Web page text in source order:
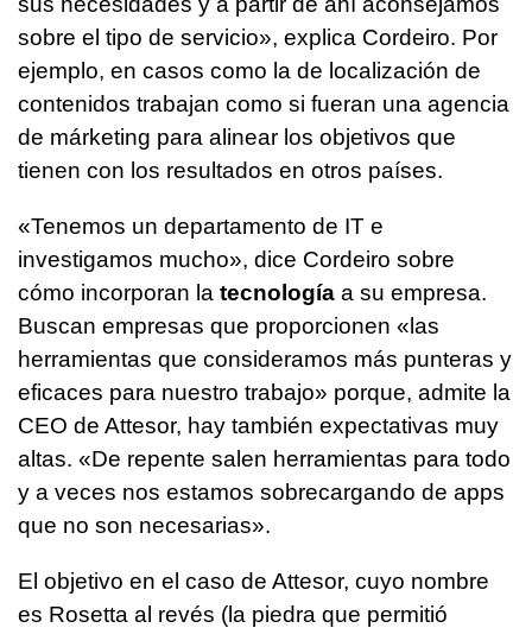
sobre el tipo de servicio», explica Cordeiro. Por
ejemplo, en casos como la de localización de
contenidos trabajan como si fueran una agencia
de márketing para alinear los objetivos que
tienen con los resultados en otros países.
«Tenemos un departamento de IT e
investigamos mucho», dice Cordeiro sobre
cómo incorporan la tecnología a su empresa.
Buscan empresas que proporcionen «las
herramientas que consideramos más punteras y
eficaces para nuestro trabajo» porque, admite la
CEO de Attesor, hay también expectativas muy
altas. «De repente salen herramientas para todo
y a veces nos estamos sobrecargando de apps
que no son necesarias».
El objetivo en el caso de Attesor, cuyo nombre
es Rosetta al revés (la piedra que permitió